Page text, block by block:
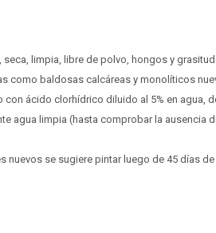
limpia, libre de polvo, hongos y grasitud.
como baldosas calcáreas y monolíticos
con ácido clorhídrico diluido al 5% en agua,
agua limpia (hasta comprobar la ausencia
nuevos se sugiere pintar luego de 45 días de